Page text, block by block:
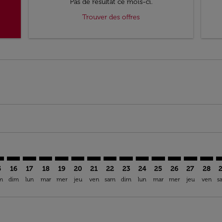
Pas de résultat ce mois-ci.
Trouver des offres
16
dim
17
lun
18
mar
ARN–SSG: cmp-view-offers-disclaimer.
19
mer
ARN–SSG: cmp-view-offers-disclaimer.
20
jeu
ARN–SSG: cmp-view-offers-
21
ven
ARN–SSG: cmp-view-offers-
22
sam
ARN–SSG: cmp-view-
23
dim
ARN–SSG: cmp-view-
24
lun
ARN–SSG: cmp-
25
mar
ARN–SSG:
26
mer
27
jeu
28
ven